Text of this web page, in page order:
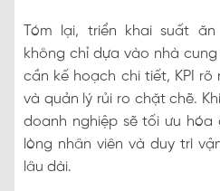
Tóm lại, triển khai suất
không chỉ dựa vào nhà
cần kế hoạch chi tiết, KPI rõ
và quản lý rủi ro chặt chẽ.
doanh nghiệp sẽ tối ưu hóa
lòng nhân viên và duy trì
lâu dài.